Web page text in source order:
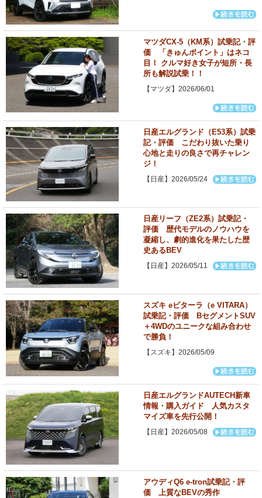
マツダCX-5（KM系）試乗記・評
価 「きゅんポイント」はネコ
目！ クルマ好き女子が短所・長
所も解説試乗！！
【マツダ】2026/06/01
日産エルグランド（E53系）試乗
記・評価 こだわり抜いた乗り
心地と走りの良さで再チャレン
ジ！
【日産】2026/05/24
日産リーフ（ZE2系）試乗記・
評価 歴代モデルのノウハウを
凝縮し、劇的進化を果たした歴
史あるBEV
【日産】2026/05/11
スズキ eビターラ（e VITARA）
試乗記・評価 BセグメントSUV
＋4WDのユニークな組み合わせ
で勝負！
【スズキ】2026/05/09
日産エルグランドAUTECH新車
情報・購入ガイド 人気カスタ
マイズ車を先行公開！
【日産】2026/05/08
アウディQ6 e-tron試乗記・評
価 上質なBEVの秀作